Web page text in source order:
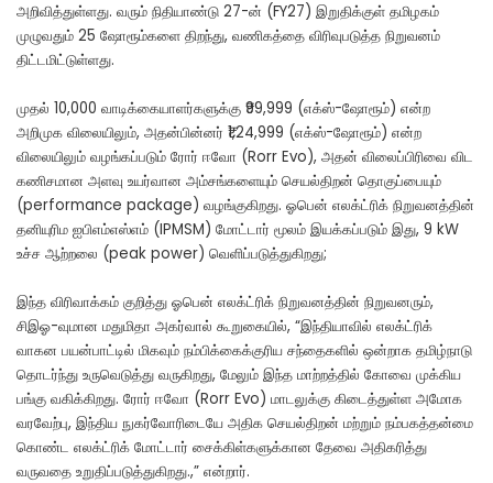
அறிவித்துள்ளது. வரும் நிதியாண்டு 27-ன் (FY27) இறுதிக்குள் தமிழகம்
முழுவதும் 25 ஷோரூம்களை திறந்து, வணிகத்தை விரிவுபடுத்த நிறுவனம்
திட்டமிட்டுள்ளது.
முதல் 10,000 வாடிக்கையாளர்களுக்கு ₹99,999 (எக்ஸ்-ஷோரூம்) என்ற
அறிமுக விலையிலும், அதன்பின்னர் ₹1,24,999 (எக்ஸ்-ஷோரூம்) என்ற
விலையிலும் வழங்கப்படும் ரோர் ஈவோ (Rorr Evo), அதன் விலைப்பிரிவை விட
கணிசமான அளவு உயர்வான அம்சங்களையும் செயல்திறன் தொகுப்பையும்
(performance package) வழங்குகிறது. ஓபென் எலக்ட்ரிக் நிறுவனத்தின்
தனியுரிம ஐபிஎம்எஸ்எம் (IPMSM) மோட்டார் மூலம் இயக்கப்படும் இது, 9 kW
உச்ச ஆற்றலை (peak power) வெளிப்படுத்துகிறது;
இந்த விரிவாக்கம் குறித்து ஓபென் எலக்ட்ரிக் நிறுவனத்தின் நிறுவனரும்,
சிஇஓ-வுமான மதுமிதா அகர்வால் கூறுகையில், “இந்தியாவில் எலக்ட்ரிக்
வாகன பயன்பாட்டில் மிகவும் நம்பிக்கைக்குரிய சந்தைகளில் ஒன்றாக தமிழ்நாடு
தொடர்ந்து உருவெடுத்து வருகிறது, மேலும் இந்த மாற்றத்தில் கோவை முக்கிய
பங்கு வகிக்கிறது. ரோர் ஈவோ (Rorr Evo) மாடலுக்கு கிடைத்துள்ள அமோக
வரவேற்பு, இந்திய நுகர்வோரிடையே அதிக செயல்திறன் மற்றும் நம்பகத்தன்மை
கொண்ட எலக்ட்ரிக் மோட்டார் சைக்கிள்களுக்கான தேவை அதிகரித்து
வருவதை உறுதிப்படுத்துகிறது.,” என்றார்.